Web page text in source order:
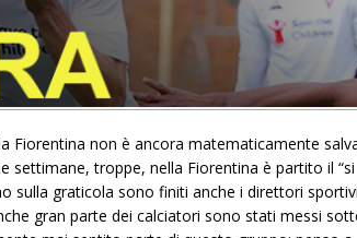
Fiorentina non è ancora matematicamente
settimane, troppe, nella Fiorentina è partito il “si
sulla graticola sono finiti anche i direttori
gran parte dei calciatori sono stati messi